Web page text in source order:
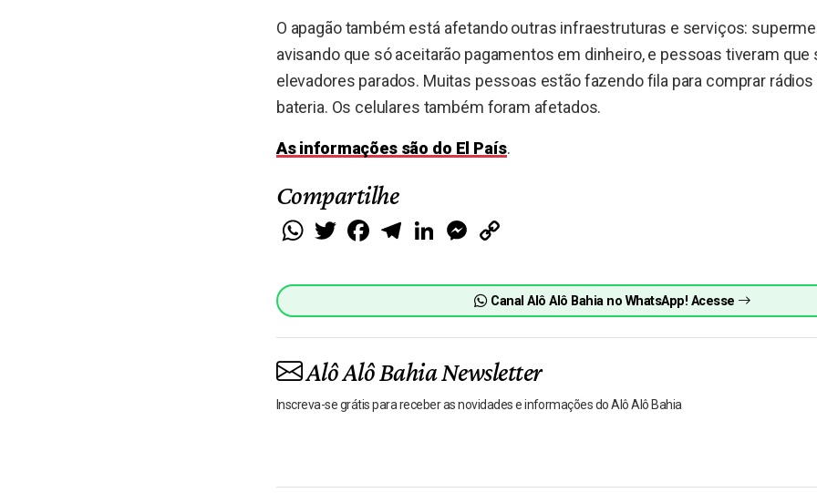
O apagão também está afetando outras infraestruturas e serviços:
avisando que só aceitarão pagamentos em dinheiro, e pessoas tiveram que
elevadores parados. Muitas pessoas estão fazendo fila para comprar
bateria. Os celulares também foram afetados.
As informações são do El País.
Compartilhe
WhatsApp
Twitter FacebookTelegramLinkedIn Messenger
Canal Alô Alô Bahia no WhatsApp! Acesse
Alô Alô Bahia Newsletter
Inscreva-se grátis para receber as novidades e informações do Alô Alô Bahia